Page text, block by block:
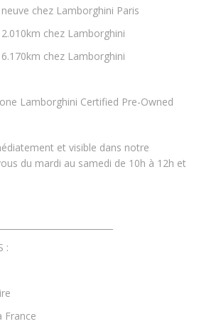
chez Lamborghini Paris
chez Lamborghini
chez Lamborghini
Lamborghini Certified Pre-Owned
et visible dans notre
du mardi au samedi de 10h à 12h et
:
France